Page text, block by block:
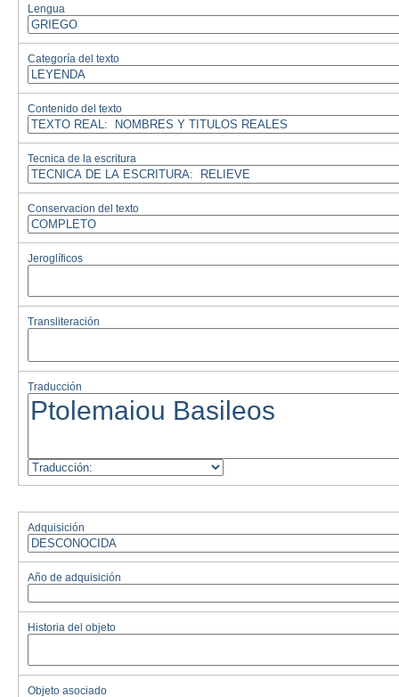
Lengua
Categoría del texto
Contenido del texto
Tecnica de la escritura
Conservacion del texto
Jeroglíficos
Transliteración
Traducción
Adquisición
Año de adquisición
Historia del objeto
Objeto asociado